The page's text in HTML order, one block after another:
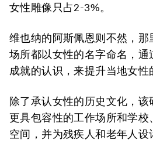
女性雕像只占2-3%。
维也纳的阿斯佩恩则不然，
场所都以女性的名字命名，通
成就的认识，来提升当地女性
除了承认女性的历史文化，
更具包容性的工作场所和学
空间，并为残疾人和老年人